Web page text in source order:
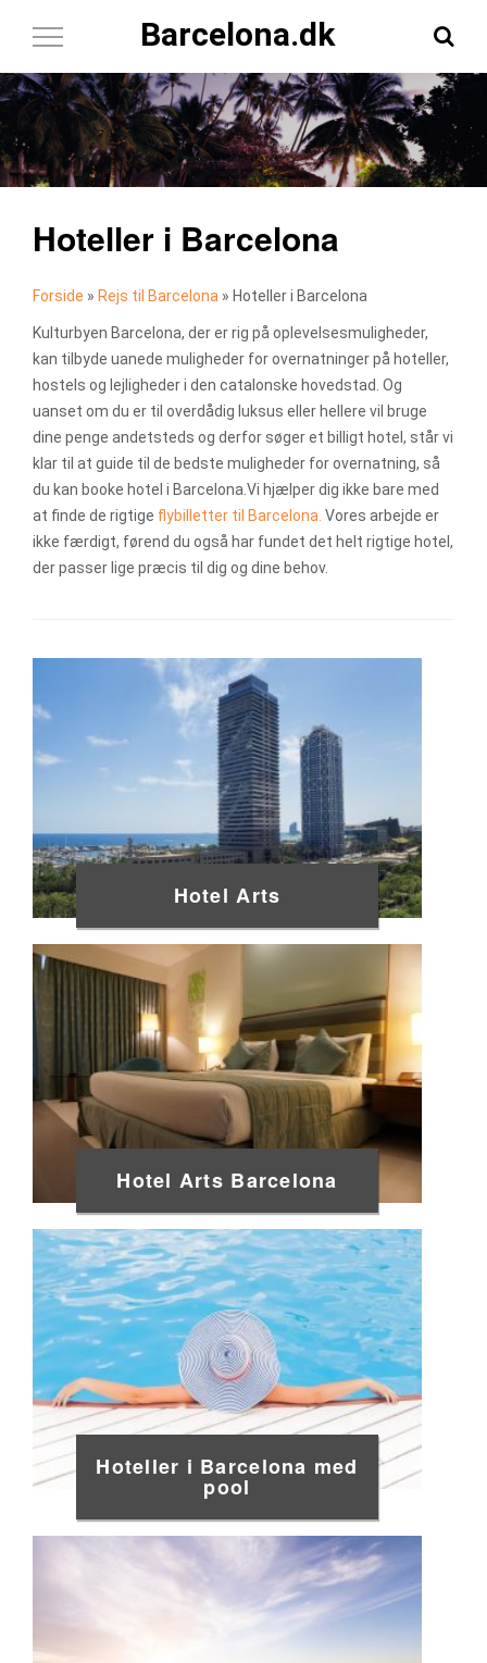
Barcelona.dk
Toggle
Hoteller i Barcelona
Forside » Rejs til Barcelona » Hoteller i Barcelona
Kulturbyen Barcelona, der er rig på oplevelsesmuligheder,
kan tilbyde uanede muligheder for overnatninger på hoteller,
hostels og lejligheder i den catalonske hovedstad. Og
uanset om du er til overdådig luksus eller hellere vil bruge
dine penge andetsteds og derfor søger et billigt hotel, står vi
klar til at guide til de bedste muligheder for overnatning, så
du kan booke hotel i Barcelona.Vi hjælper dig ikke bare med
at finde de rigtige flybilletter til Barcelona. Vores arbejde er
ikke færdigt, førend du også har fundet det helt rigtige hotel,
der passer lige præcis til dig og dine behov.
Hotel Arts
Hotel Arts Barcelona
Hoteller i Barcelona med
pool